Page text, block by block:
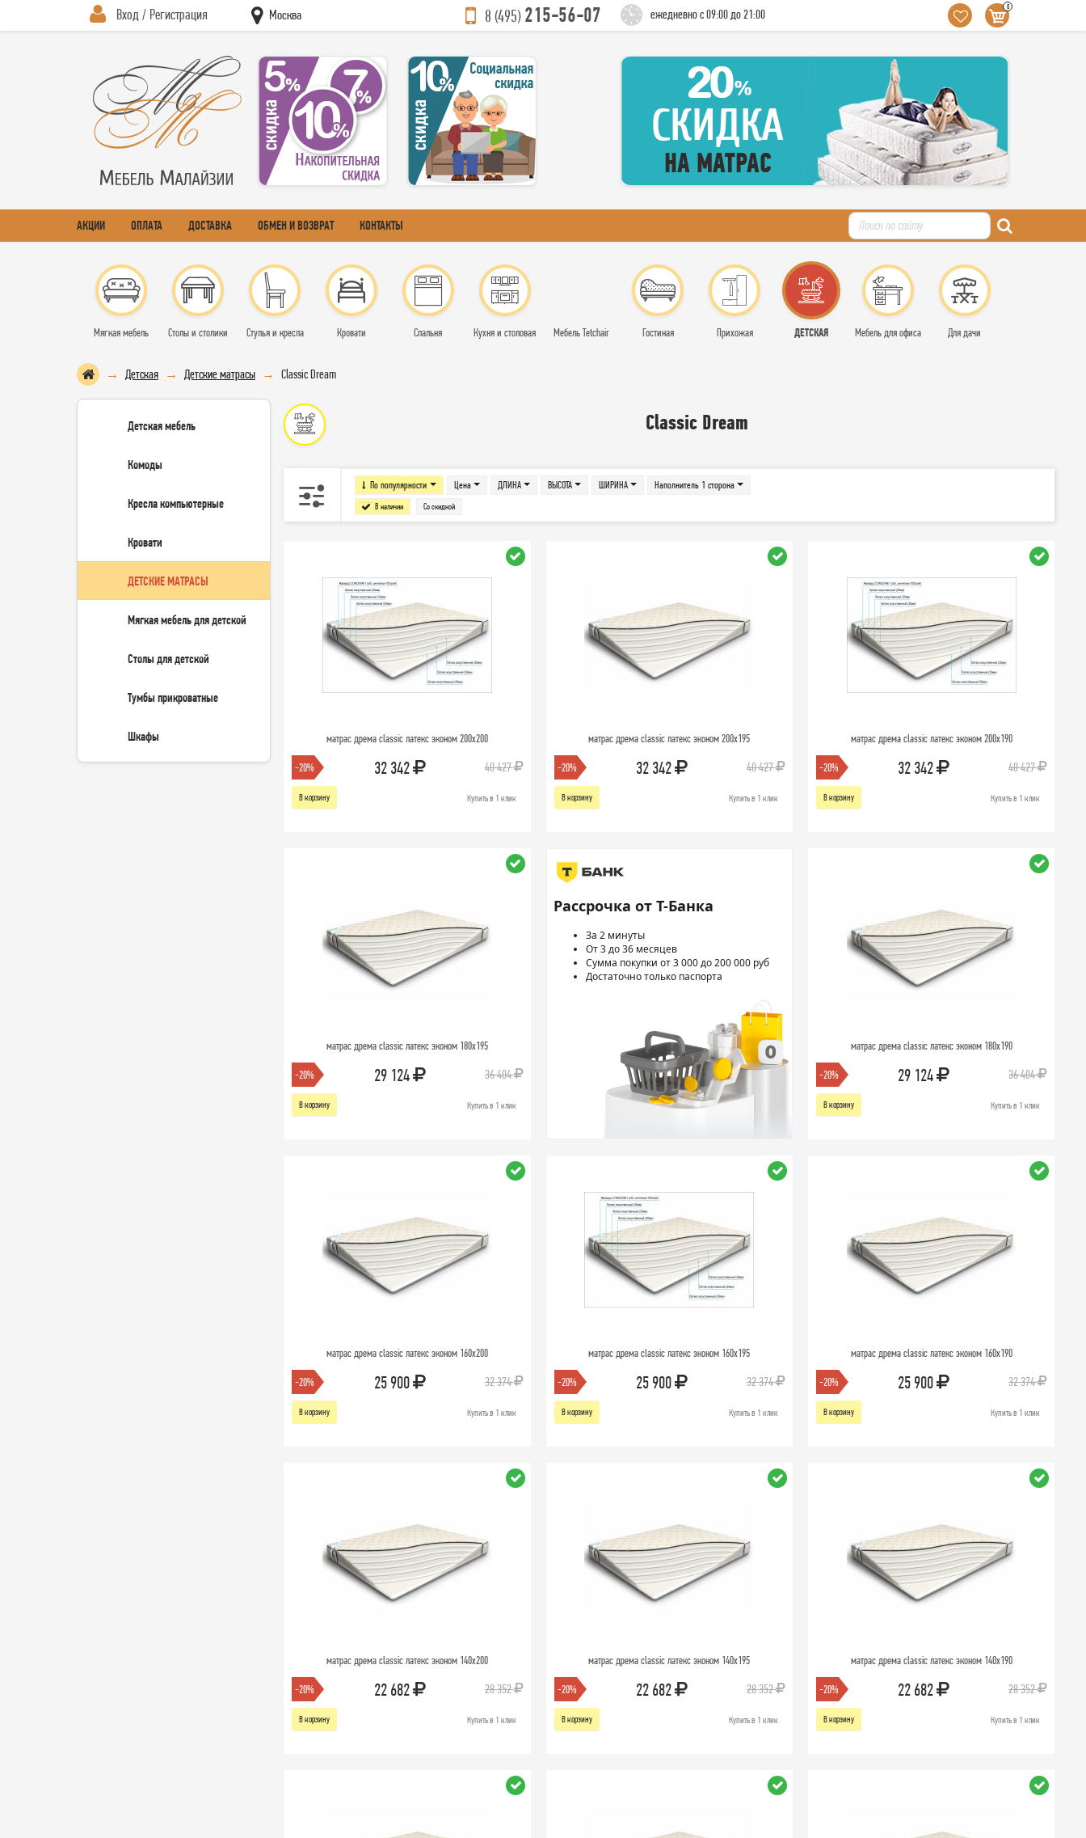
Вход / Регистрация Москва 8 (495)215-56-07 ежедневно с 09:00 до 21:00
0
АКЦИИ ОПЛАТА ДОСТАВКА ОБМЕН И ВОЗВРАТ КОНТАКТЫ
Мягкая мебель Столы и столики Стулья и кресла Кровати Спальня Кухня и столовая Мебель Tetchair Гостиная Прихожая ДЕТСКАЯ Мебель для офиса Для дачи
Детская Детские матрасы Classic Dream
Детская мебель
Комоды
Кресла компьютерные
Кровати
ДЕТСКИЕ МАТРАСЫ
Мягкая мебель для детской
Столы для детской
Тумбы прикроватные
Шкафы
Classic Dream
По популярности Цена
В наличии Со скидкой
ДЛИНА ВЫСОТА ШИРИНА Наполнитель 1 сторона
матрас дрема classic латекс эконом 200х200
-20% 32 342 40 427
В корзину Купить в 1 клик
матрас дрема classic латекс эконом 200х195
-20% 32 342 40 427
В корзину Купить в 1 клик
матрас дрема classic латекс эконом 200х190
-20% 32 342 40 427
В корзину Купить в 1 клик
матрас дрема classic латекс эконом 180х195
-20% 29 124 36 404
В корзину Купить в 1 клик
Рассрочка от Т-Банка
За 2 минуты
От 3 до 36 месяцев
Сумма покупки от 3 000 до 200 000 руб
Достаточно только паспорта
матрас дрема classic латекс эконом 180х190
-20% 29 124 36 404
В корзину Купить в 1 клик
матрас дрема classic латекс эконом 160х200
-20% 25 900 32 374
В корзину Купить в 1 клик
матрас дрема classic латекс эконом 160х195
-20% 25 900 32 374
В корзину Купить в 1 клик
матрас дрема classic латекс эконом 160х190
-20% 25 900 32 374
В корзину Купить в 1 клик
матрас дрема classic латекс эконом 140х200
-20% 22 682 28 352
В корзину Купить в 1 клик
матрас дрема classic латекс эконом 140х195
-20% 22 682 28 352
В корзину Купить в 1 клик
матрас дрема classic латекс эконом 140х190
-20% 22 682 28 352
В корзину Купить в 1 клик